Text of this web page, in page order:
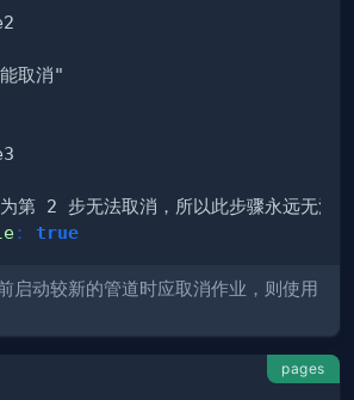
: true
启动较新的管道时应取消作业，则使用
pages